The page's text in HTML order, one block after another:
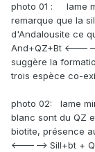
photo 01 : lame
remarque que la
d'Andalousite ce
And+QZ+Bt
suggère la
trois espèce co-
photo 02: lame
blanc sont du QZ
biotite, présence
<-----> Sill+bt +